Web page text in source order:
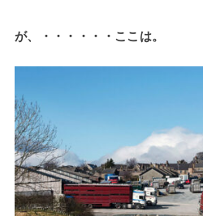
が、・・・・・・ここは。